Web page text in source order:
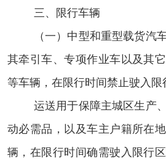
三、限行车辆
（一）中型和重型载货汽
其牵引车、专项作业车以及其
等车辆，在限行时间禁止驶入 限
运送用于保障主城区生产
动必需品，以及车主户籍所在
辆 ，在限行时间确需驶入 限行